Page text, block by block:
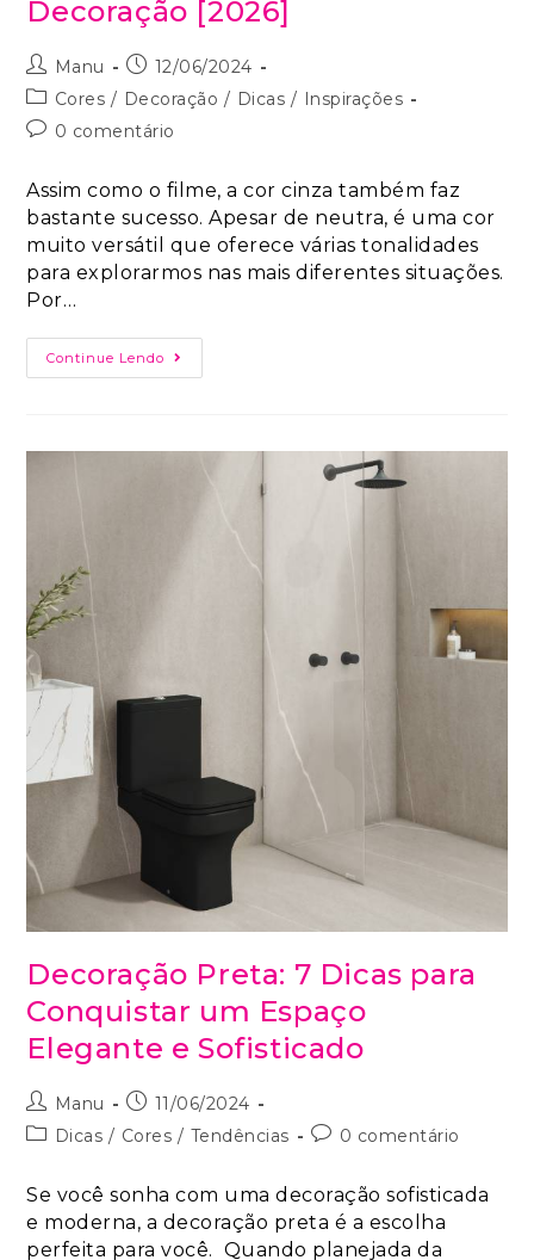
Decoração [2026]
Manu
12/06/2024
Cores / Decoração / Dicas / Inspirações
0 comentário
Assim como o filme, a cor cinza também faz
bastante sucesso. Apesar de neutra, é uma cor
muito versátil que oferece várias tonalidades
para explorarmos nas mais diferentes situações.
Por…
Continue Lendo
Decoração Preta: 7 Dicas para
Conquistar um Espaço
Elegante e Sofisticado
Manu
11/06/2024
Dicas / Cores / Tendências 0 comentário
Se você sonha com uma decoração sofisticada
e moderna, a decoração preta é a escolha
perfeita para você. Quando planejada da